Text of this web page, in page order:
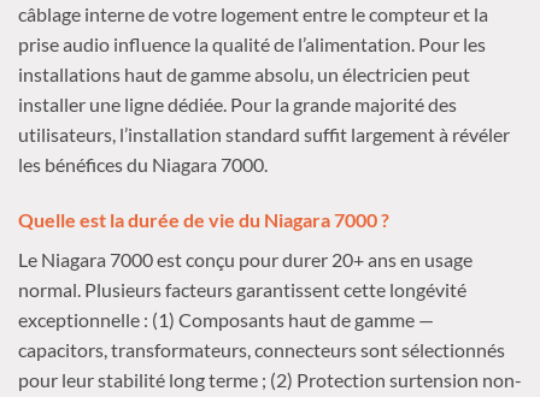
câblage interne de votre logement entre le compteur et la
prise audio influence la qualité de l’alimentation. Pour les
installations haut de gamme absolu, un électricien peut
installer une ligne dédiée. Pour la grande majorité des
utilisateurs, l’installation standard suffit largement à révéler
les bénéfices du Niagara 7000.
Quelle est la durée de vie du Niagara 7000 ?
Le Niagara 7000 est conçu pour durer 20+ ans en usage
normal. Plusieurs facteurs garantissent cette longévité
exceptionnelle : (1) Composants haut de gamme —
capacitors, transformateurs, connecteurs sont sélectionnés
pour leur stabilité long terme ; (2) Protection surtension non-